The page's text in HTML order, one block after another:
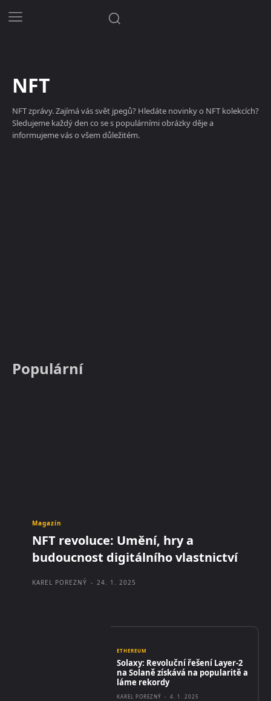
NFT
NFT zprávy. Zajímá vás svět jpegů? Hledáte novinky o NFT kolekcích?
Sledujeme každý den co se s populárními obrázky děje a
informujeme vás o všem důležitém.
Populární
ETHEREUM
Solaxy: Revoluční řešení Layer-2
na Solaně získává na popularitě a
láme rekordy
KAREL POREZNÝ - 4. 1. 2025
Magazín
NFT revoluce: Umění, hry a
budoucnost digitálního vlastnictví
KAREL POREZNÝ - 24. 1. 2025